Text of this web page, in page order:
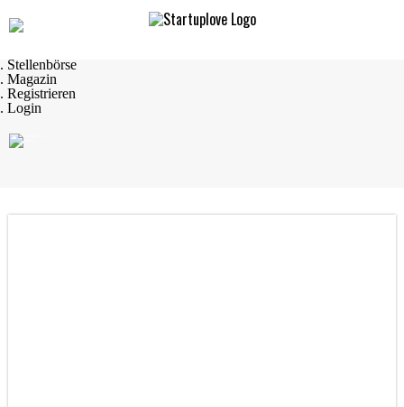
. Startseite
. Startups
. Stellenbörse
. Magazin
. Registrieren
. Login